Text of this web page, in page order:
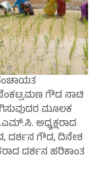
ವೆಂಕಟ್ರಮಣ ಗೌಡ ನಾಟಿ
ಮೂಲಕ
ಅಧ್ಯಕ್ಷರಾದ
ದರ್ಶನ ಗೌಡ, ದಿನೇಶ
ದರ್ಶನ ಹರಿಕಾಂತ